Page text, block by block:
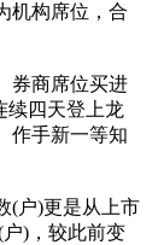
构席位，合
商席位买进
续四天登上龙
作手新一等知
户)更是从上市
)，较此前变